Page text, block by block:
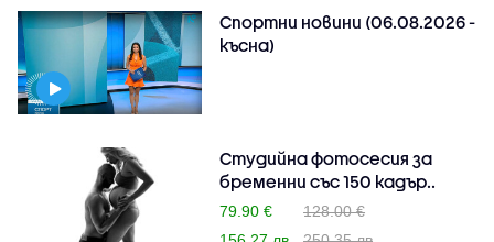
Спортни новини (06.08.2026 -
късна)
Студийна фотосесия за
бременни със 150 кадър..
79.90 €
128.00 €